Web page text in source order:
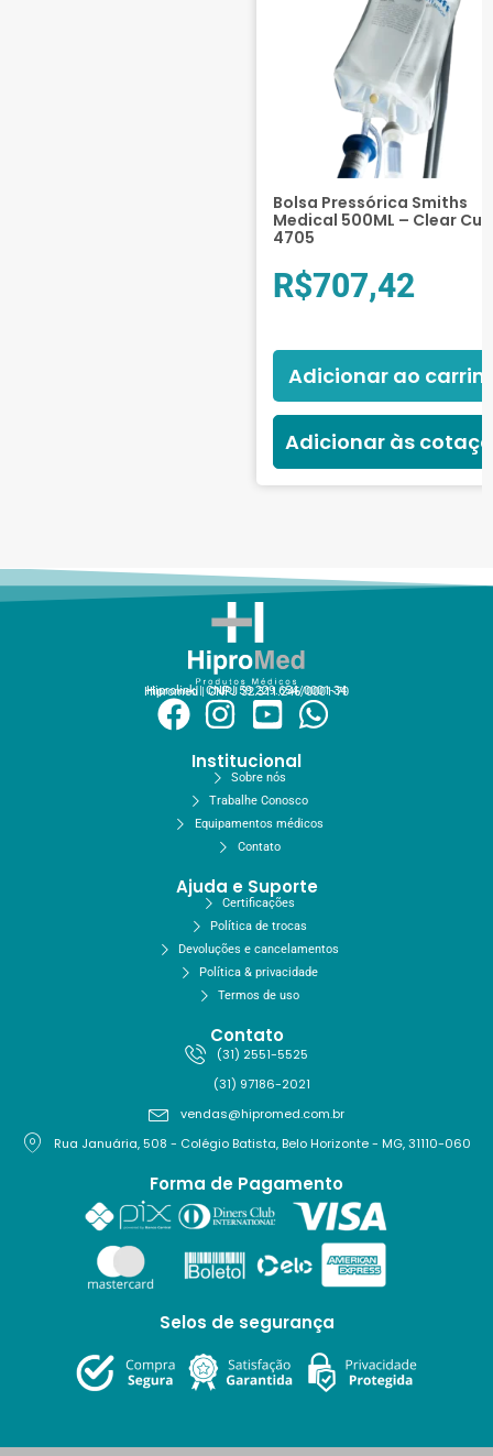
Bolsa Pressórica Smiths
Medical 500ML – Clear
4705
R$707,42
Adicionar ao
Adicionar às
Hiprolink | CNPJ 59.229.654/0001-34
Hipromed | CNPJ 32.311.246/0001-70
Institucional
Sobre nós
Trabalhe Conosco
Equipamentos médicos
Contato
Ajuda e Suporte
Certificações
Política de trocas
Devoluções e cancelamentos
Política & privacidade
Termos de uso
Contato
(31) 2551-5525
(31) 97186-2021
vendas@hipromed.com.br
Rua Januária, 508 - Colégio Batista, Belo Horizonte - MG, 31110-060
Forma de Pagamento
Selos de segurança